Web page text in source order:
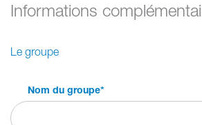
Informations
Le groupe
Nom du groupe*